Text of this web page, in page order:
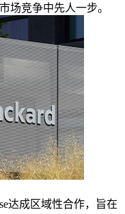
场竞争中先人一步。
达成区域性合作，旨在